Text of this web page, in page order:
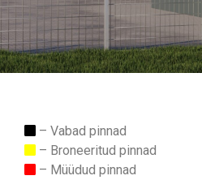
– Vabad pinnad
– Broneeritud pinnad
– Müüdud pinnad